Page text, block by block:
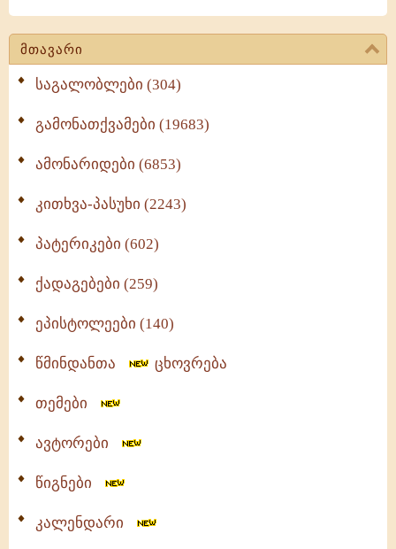
მთავარი
საგალობლები (304)
გამონათქვამები (19683)
ამონარიდები (6853)
კითხვა-პასუხი (2243)
პატერიკები (602)
ქადაგებები (259)
ეპისტოლეები (140)
წმინდანთა ცხოვრება
თემები
ავტორები
წიგნები
კალენდარი